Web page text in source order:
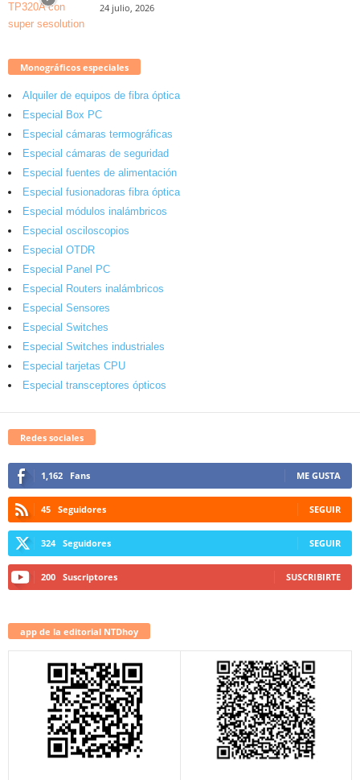
24 julio, 2026
Monográficos especiales
Alquiler de equipos de fibra óptica
Especial Box PC
Especial cámaras termográficas
Especial cámaras de seguridad
Especial fuentes de alimentación
Especial fusionadoras fibra óptica
Especial módulos inalámbricos
Especial osciloscopios
Especial OTDR
Especial Panel PC
Especial Routers inalámbricos
Especial Sensores
Especial Switches
Especial Switches industriales
Especial tarjetas CPU
Especial transceptores ópticos
Redes sociales
1,162 Fans ME GUSTA
45 Seguidores SEGUIR
324 Seguidores SEGUIR
200 Suscriptores SUSCRIBIRTE
app de la editorial NTDhoy